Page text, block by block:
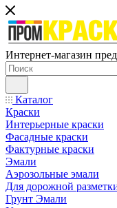
Интернет-магазин
Каталог
Краски
Интерьерные краски
Фасадные краски
Фактурные краски
Эмали
Аэрозольные эмали
Для дорожной
Грунт Эмали